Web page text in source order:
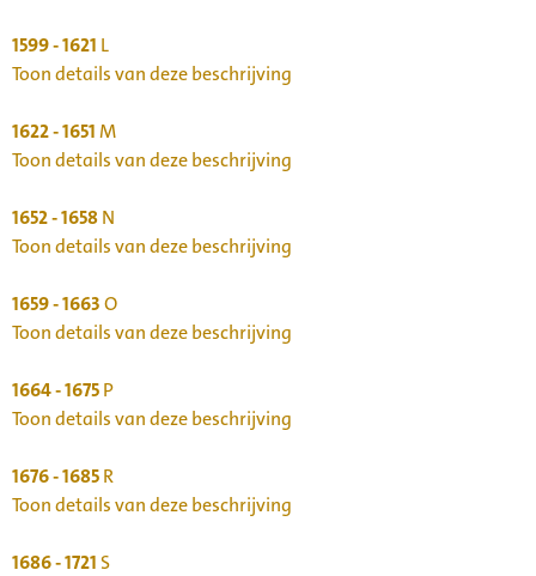
1599 - 1621 L
Toon details van deze beschrijving
1622 - 1651M
Toon details van deze beschrijving
1652 - 1658N
Toon details van deze beschrijving
1659 - 1663O
Toon details van deze beschrijving
1664 - 1675P
Toon details van deze beschrijving
1676 - 1685R
Toon details van deze beschrijving
1686 - 1721 S